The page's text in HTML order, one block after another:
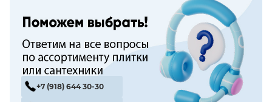
+7 (918) 644 30-30